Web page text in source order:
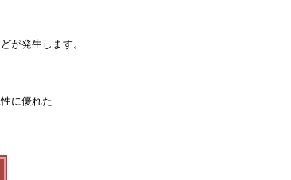
が発生します。
に優れた